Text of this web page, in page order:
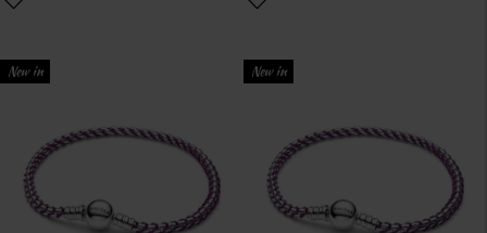
New in New in